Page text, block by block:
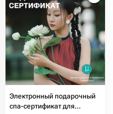
Электронный подарочный
спа-сертификат для